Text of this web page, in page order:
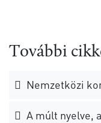
További
Nemzetközi
A múlt nyelve,